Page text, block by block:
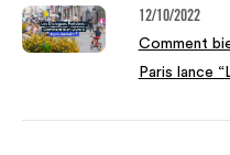
12/10/2022
Comment
Paris lance